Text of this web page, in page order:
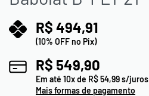
R$ 494,91
(10% OFF no Pix)
R$ 549,90
Em até 10x de R$54,99s/juros
Mais formas de pagamento